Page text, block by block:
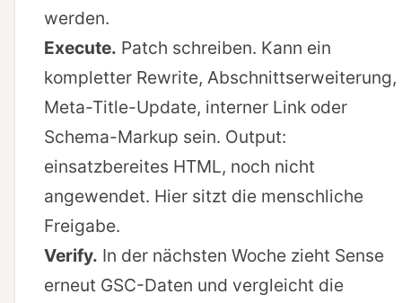
werden.
Execute. Patch schreiben. Kann ein
kompletter Rewrite, Abschnittserweiterung,
Meta-Title-Update, interner Link oder
Schema-Markup sein. Output:
einsatzbereites HTML, noch nicht
angewendet. Hier sitzt die menschliche
Freigabe.
Verify. In der nächsten Woche zieht Sense
erneut GSC-Daten und vergleicht die